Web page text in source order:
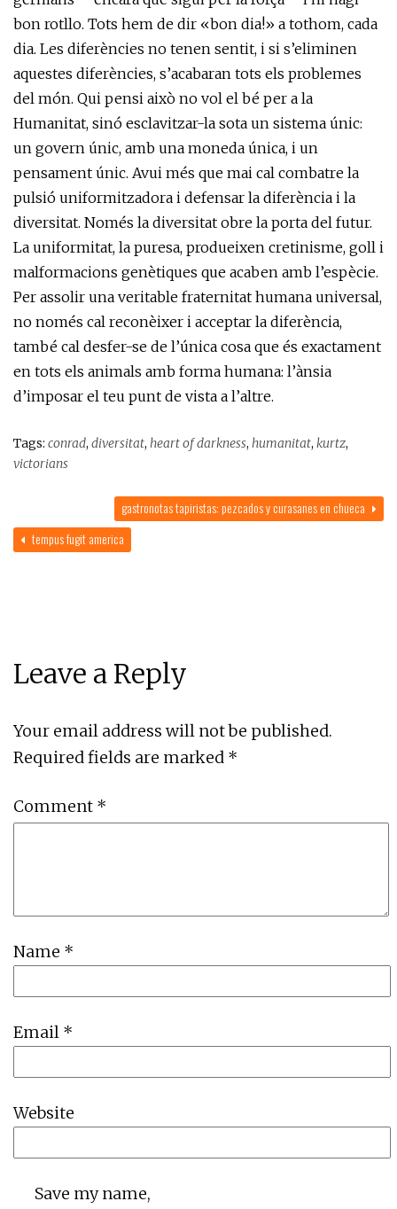
bon rotllo. Tots hem de dir «bon dia!» a tothom, cada
dia. Les diferències no tenen sentit, i si s’eliminen
aquestes diferències, s’acabaran tots els problemes
del món. Qui pensi això no vol el bé per a la
Humanitat, sinó esclavitzar-la sota un sistema únic:
un govern únic, amb una moneda única, i un
pensament únic. Avui més que mai cal combatre la
pulsió uniformitzadora i defensar la diferència i la
diversitat. Només la diversitat obre la porta del futur.
La uniformitat, la puresa, produeixen cretinisme, goll i
malformacions genètiques que acaben amb l’espècie.
Per assolir una veritable fraternitat humana universal,
no només cal reconèixer i acceptar la diferència,
també cal desfer-se de l’única cosa que és exactament
en tots els animals amb forma humana: l’ànsia
d’imposar el teu punt de vista a l’altre.
Tags: conrad, diversitat, heart of darkness, humanitat, kurtz,
victorians
gastronotas tapiristas: pezcados y curasanes en chueca
tempus fugit america
Leave a Reply
Your email address will not be published.
Required fields are marked *
Comment *
Name *
Email *
Website
Save my name,